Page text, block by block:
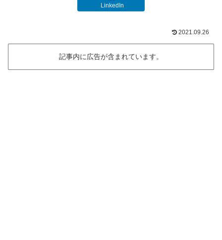
LinkedIn
2021.09.26
記事内に広告が含まれています。